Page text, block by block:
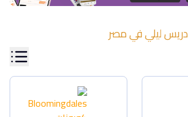
دريس ليليفيمصر